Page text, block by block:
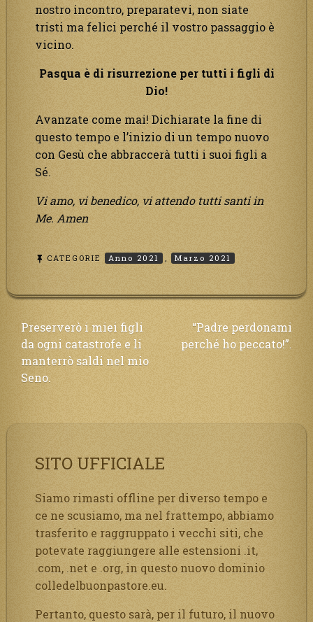
nostro incontro, preparatevi, non siate
tristi ma felici perché il vostro passaggio è
vicino.
Pasqua è di risurrezione per tutti i figli di
Dio!
Avanzate come mai! Dichiarate la fine di
questo tempo e l’inizio di un tempo nuovo
con Gesù che abbraccerà tutti i suoi figli a
Sé.
Vi amo, vi benedico, vi attendo tutti santi in
Me. Amen
CATEGORIE Anno 2021 , Marzo 2021
Navigazione
articoli
Preserverò i miei figli
da ogni catastrofe e li
manterrò saldi nel mio
Seno.
“Padre perdonami
perché ho peccato!”.
SITO UFFICIALE
Siamo rimasti offline per diverso tempo e
ce ne scusiamo, ma nel frattempo, abbiamo
trasferito e raggruppato i vecchi siti, che
potevate raggiungere alle estensioni .it,
.com, .net e .org, in questo nuovo dominio
colledelbuonpastore.eu.
Pertanto, questo sarà, per il futuro, il nuovo